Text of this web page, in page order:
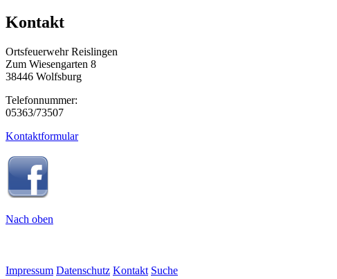
Kontakt
Ortsfeuerwehr Reislingen
Zum Wiesengarten 8
38446 Wolfsburg
Telefonnummer:
05363/73507
Kontaktformular
Nach oben
Impressum Datenschutz Kontakt Suche